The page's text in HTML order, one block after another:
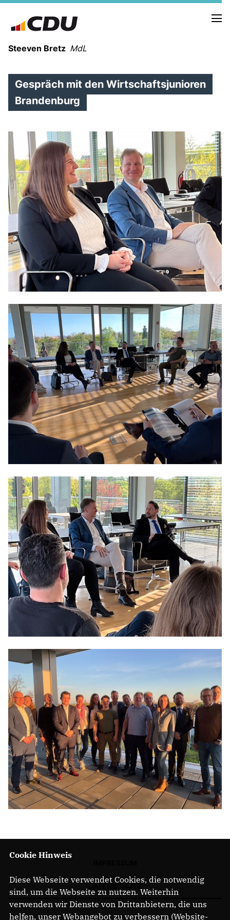
Steeven Bretz MdL
WAHLKREISBESUCHE
PRESSEFOTOS
MEIN BÜRGERBÜRO
MEIN WAHLKREIS
ZIELE
Redebeiträge
Anträge CDU
Kleine Anfragen
CDU Deutschland
CDU Brandenburg
CDU Potsdam
Gespräch mit den Wirtschaftsjunioren
Brandenburg
Cookie Hinweis
Diese Webseite verwendet Cookies, die notwendig
sind, um die Webseite zu nutzen. Weiterhin
verwenden wir Dienste von Drittanbietern, die uns
helfen, unser Webangebot zu verbessern (Website-